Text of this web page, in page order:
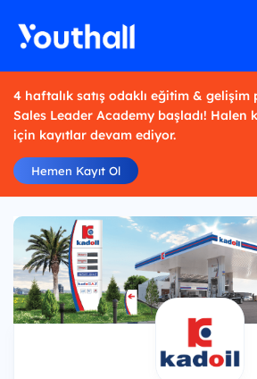
4 haftalık satış odaklı eğitim & gelişim
Sales Leader Academy başladı! Halen
için kayıtlar devam ediyor.
Hemen Kayıt Ol